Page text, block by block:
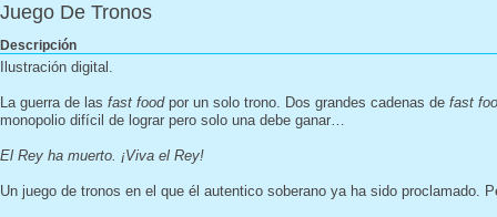
Juego De Tronos
Descripción
Ilustración digital.
La guerra de las fast foodpor un solo trono. Dos grandes cadenas de fast
monopolio difícil de lograr pero solo una debe ganar…
El Rey ha muerto. ¡Viva el Rey!
Un juego de tronos en el que él autentico soberano ya ha sido proclamado.